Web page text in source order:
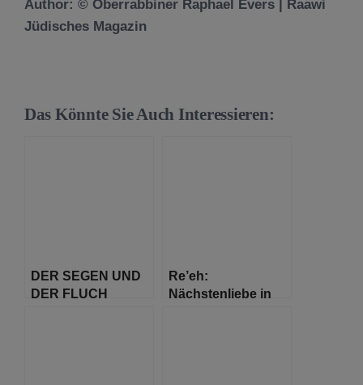
Author: © Oberrabbiner Raphael Evers | Raawi
Jüdisches Magazin
Das Könnte Sie Auch Interessieren:
DER SEGEN UND
DER FLUCH
Re’eh:
Nächstenliebe in